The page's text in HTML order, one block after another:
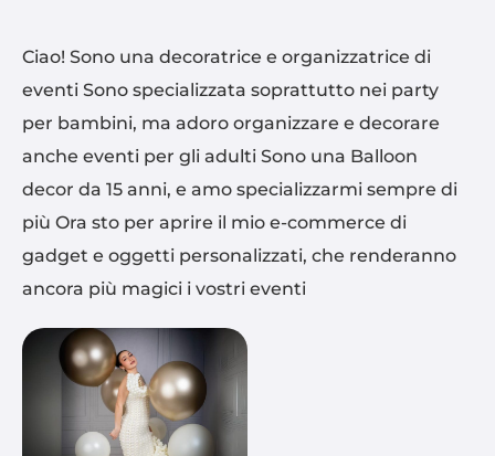
Ciao! Sono una decoratrice e organizzatrice di
eventi Sono specializzata soprattutto nei party
per bambini, ma adoro organizzare e decorare
anche eventi per gli adulti Sono una Balloon
decor da 15 anni, e amo specializzarmi sempre di
più Ora sto per aprire il mio e-commerce di
gadget e oggetti personalizzati, che renderanno
ancora più magici i vostri eventi